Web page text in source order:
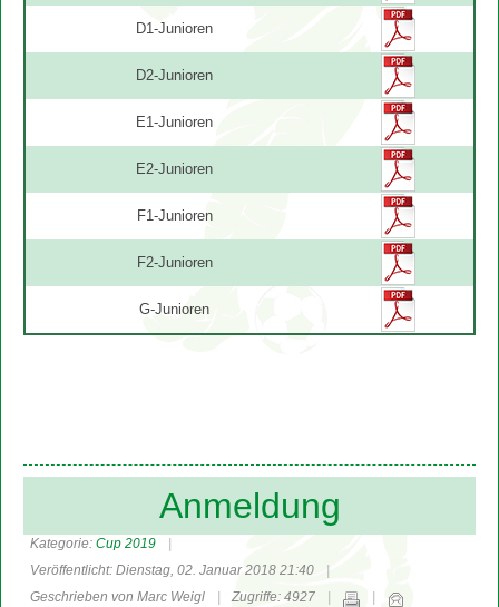
D1-Junioren
D2-Junioren
E1-Junioren
E2-Junioren
F1-Junioren
F2-Junioren
G-Junioren
Anmeldung
Kategorie: Cup 2019
Veröffentlicht: Dienstag, 02. Januar 2018 21:40
Geschrieben von Marc Weigl
Zugriffe: 4927